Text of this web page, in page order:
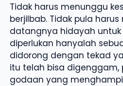
Tidak harus menunggu
berjilbab. Tidak pula
datangnya hidayah untuk
diperlukan hanyalah
didorong dengan tekad
itu telah bisa digenggam,
godaan yang